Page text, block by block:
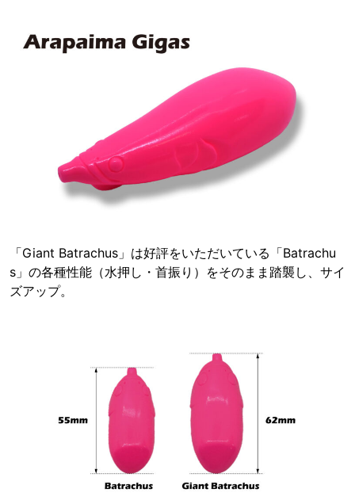
「Giant Batrachus」は好評をいただいている「Batrachu
s」の各種性能（水押し・首振り）をそのまま踏襲し、サイ
ズアップ。